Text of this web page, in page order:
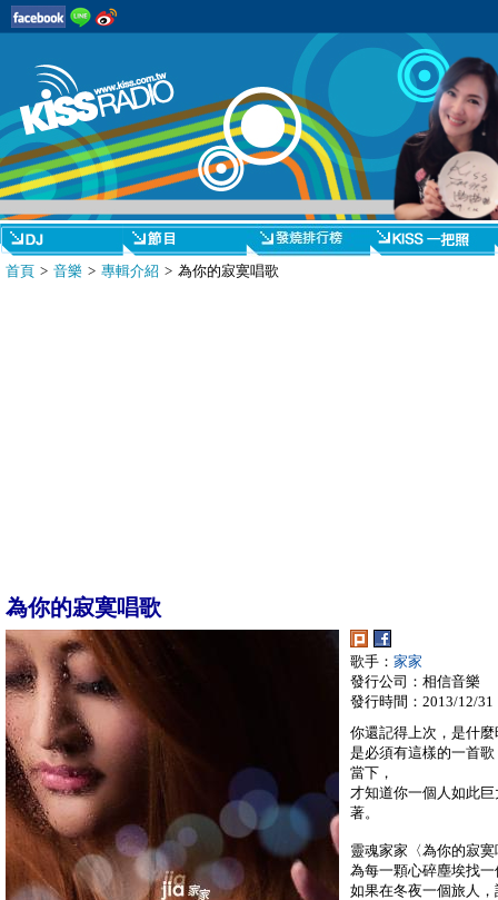
首頁 > 音樂 > 專輯介紹 > 為你的寂寞唱歌
為你的寂寞唱歌
歌手： 家家
發行公司：相信音樂
發行時間：2013/12/31
你還記得上次，是什
是必須有這樣的一首
當下，
才知道你一個人如此
著。
靈魂家家〈為你的寂
為每一顆心碎塵埃找
如果在冬夜一個旅人